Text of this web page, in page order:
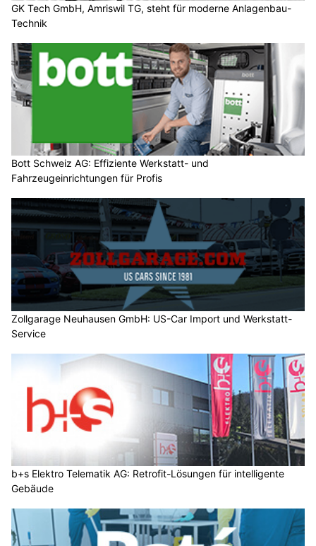
GK Tech GmbH, Amriswil TG, steht für moderne Anlagenbau-
Technik
Bott Schweiz AG: Effiziente Werkstatt- und
Fahrzeugeinrichtungen für Profis
Zollgarage Neuhausen GmbH: US-Car Import und Werkstatt-
Service
b+s Elektro Telematik AG: Retrofit-Lösungen für intelligente
Gebäude